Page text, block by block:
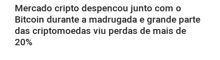
vietnamese
Mercado cripto despencou junto com o
Bitcoin durante a madrugada e grande parte
das criptomoedas viu perdas de mais de
20%